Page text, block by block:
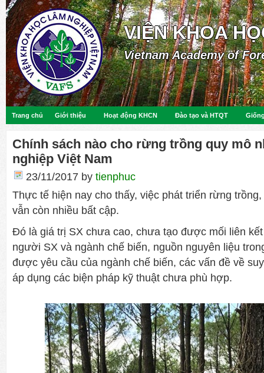
VIỆN KHOA
Vietnam Academy of
Trang chủ Giới thiệu Hoạt động KHCN Đào tạo và HTQT
Chính sách nào cho rừng trồng quy mô
nghiệp Việt Nam
23/11/2017 by tienphuc
Thực tế hiện nay cho thấy, việc phát triển rừng
vẫn còn nhiều bất cập.
Đó là giá trị SX chưa cao, chưa tạo được mối liên
người SX và ngành chế biến, nguồn nguyên liệu
được yêu cầu của ngành chế biến, các vấn đề về
áp dụng các biện pháp kỹ thuật chưa phù hợp.